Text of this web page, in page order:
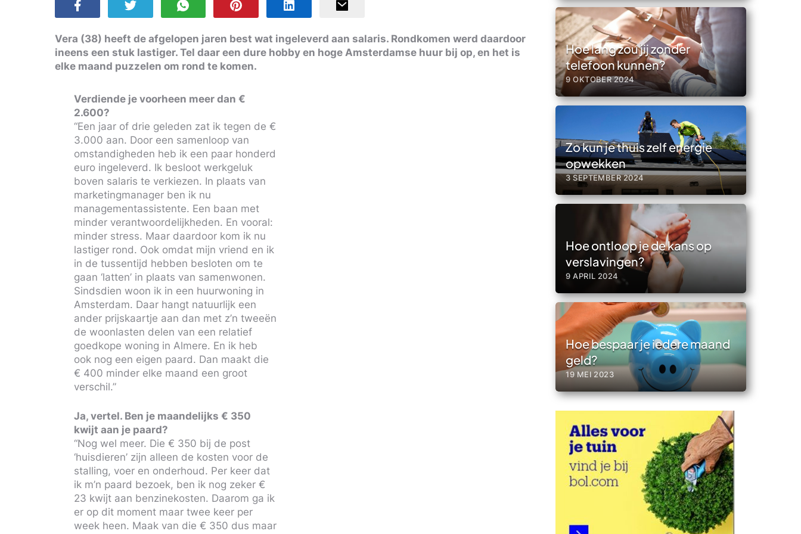
Vera (38) heeft de afgelopen jaren best wat ingeleverd aan salaris. Rondkomen werd daardoor
ineens een stuk lastiger. Tel daar een dure hobby en hoge Amsterdamse huur bij op, en het is
elke maand puzzelen om rond te komen.
Verdiende je voorheen meer dan €
2.600?
“Een jaar of drie geleden zat ik tegen de €
3.000 aan. Door een samenloop van
omstandigheden heb ik een paar honderd
euro ingeleverd. Ik besloot werkgeluk
boven salaris te verkiezen. In plaats van
marketingmanager ben ik nu
managementassistente. Een baan met
minder verantwoordelijkheden. En vooral:
minder stress. Maar daardoor kom ik nu
lastiger rond. Ook omdat mijn vriend en ik
in de tussentijd hebben besloten om te
gaan ‘latten’ in plaats van samenwonen.
Sindsdien woon ik in een huurwoning in
Amsterdam. Daar hangt natuurlijk een
ander prijskaartje aan dan met z’n tweeën
de woonlasten delen van een relatief
goedkope woning in Almere. En ik heb
ook nog een eigen paard. Dan maakt die
€ 400 minder elke maand een groot
verschil.”
Ja, vertel. Ben je maandelijks € 350
kwijt aan je paard?
“Nog wel meer. Die € 350 bij de post
‘huisdieren’ zijn alleen de kosten voor de
stalling, voer en onderhoud. Per keer dat
ik m’n paard bezoek, ben ik nog zeker €
23 kwijt aan benzinekosten. Daarom ga ik
er op dit moment maar twee keer per
week heen. Maak van die € 350 dus maar
Hoe lang zou jij zonder
telefoon kunnen?
9 OKTOBER 2024
Zo kun je thuis zelf energie
opwekken
3 SEPTEMBER 2024
Hoe ontloop je de kans op
verslavingen?
9 APRIL 2024
Hoe bespaar je iedere maand
geld?
19 MEI 2023